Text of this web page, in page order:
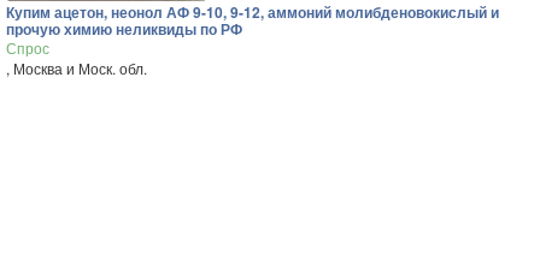
Купим ацетон, неонол АФ 9-10, 9-12, аммоний молибденовокислый и
прочую химию неликвиды по РФ
Спрос
, Москва и Моск. обл.